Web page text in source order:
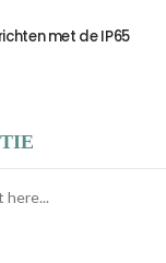
met de IP65